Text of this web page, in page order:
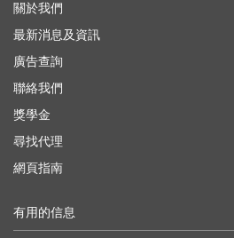
關於我們
最新消息及資訊
廣告查詢
聯絡我們
獎學金
尋找代理
網頁指南
有用的信息